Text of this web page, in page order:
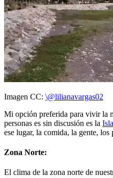
Imagen CC: \@lilianavargas02
Mi opción preferida para vivir la
personas es sin discusión es la
ese lugar, la comida, la gente, los
Zona Norte:
El clima de la zona norte de